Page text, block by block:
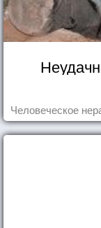
Человеческое